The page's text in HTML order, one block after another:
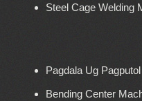
Steel Cage Welding
Pagdala Ug
Bending Center